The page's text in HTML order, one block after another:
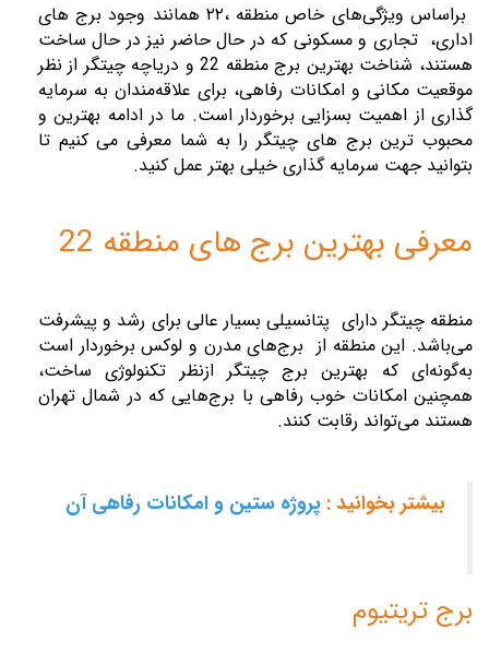
براساس ویژگی‌های خاص منطقه ،۲۲ همانند وجود برج‌ های
اداری، تجاری و مسکونی که در حال حاضر نیز در حال ساخت
هستند، شناخت بهترین برج‌ منطقه 22 و دریاچه چیتگر از نظر
موقعیت مکانی و امکانات رفاهی، برای علاقه‌مندان به سرمایه
‌گذاری از اهمیت بسزایی برخوردار است. ما در ادامه بهترین و
محبوب ترین برج های چیتگر را به شما معرفی می کنیم تا
بتوانید جهت سرمایه گذاری خیلی بهتر عمل کنید.
معرفی بهترین برج‌ های منطقه 22
منطقه چیتگر دارای پتانسیلی بسیار عالی برای رشد و پیشرفت
می‌باشد. این منطقه از برج‌های مدرن و لوکس برخوردار است
به‌گونه‌ای که بهترین برج چیتگر ازنظر تکنولوژی ساخت،
همچنین امکانات خوب رفاهی با برج‌هایی که در شمال تهران
هستند می‌تواند رقابت کنند.
بیشتر بخوانید : پروژه ستین و امکانات رفاهی آن
برج تریتیوم